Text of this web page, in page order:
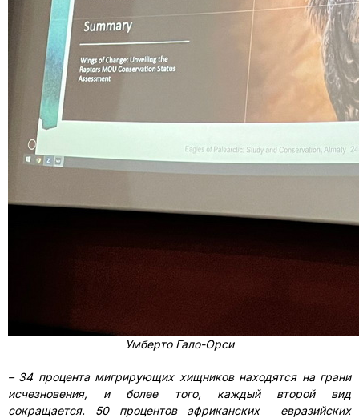
Умберто Гало-Орси
– 34 процента мигрирующих хищников находятся на грани
исчезновения, и более того, каждый второй вид
сокращается. 50 процентов африканских евразийских